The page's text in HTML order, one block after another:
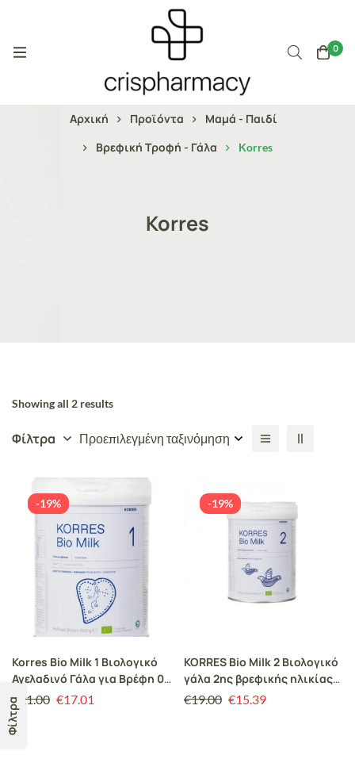
0
Αρχική Προϊόντα
Μαμά - Παιδί
Βρεφική Τροφή - Γάλα
Korres
Korres
Φίλτρα
Showing all 2 results
Φίλτρα Προεπιλεγμένη ταξινόμηση
-19%
Korres Bio Milk 1 Βιολογικό
Αγελαδινό Γάλα για Βρέφη 0-
6 μηνών 400gr
€ 21.00 €17.01
-19%
KORRES Bio Milk 2 Bιολογικό
γάλα 2ης βρεφικής ηλικίας
από 6 -12 μηνών 400gr
€19.00 €15.39